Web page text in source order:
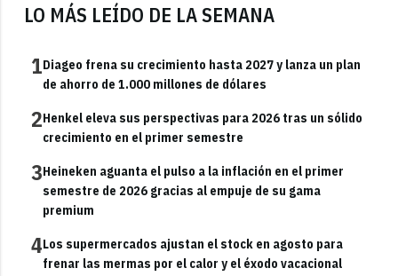
LO MÁS LEÍDO DE LA SEMANA
1Diageo frena su crecimiento hasta 2027 y lanza un plan
de ahorro de 1.000 millones de dólares
2Henkel eleva sus perspectivas para 2026 tras un sólido
crecimiento en el primer semestre
3Heineken aguanta el pulso a la inflación en el primer
semestre de 2026 gracias al empuje de su gama
premium
4Los supermercados ajustan el stock en agosto para
frenar las mermas por el calor y el éxodo vacacional